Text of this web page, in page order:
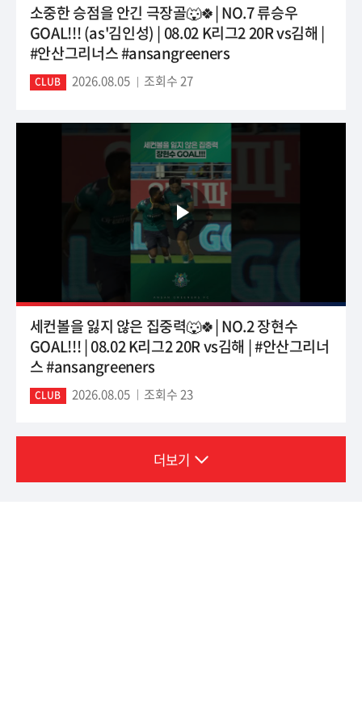
소중한 승점을 안긴 극장골🐺🍀| NO.7 류승우
GOAL!!! (as'김인성) | 08.02 K리그2 20R vs김해 |
#안산그리너스 #ansangreeners
CLUB 2026.08.05 조회수 27
세컨볼을 잃지 않은 집중력🐺🍀| NO.2 장현수
GOAL!!! | 08.02 K리그2 20R vs김해 | #안산그리너
스 #ansangreeners
CLUB 2026.08.05 조회수 23
더보기